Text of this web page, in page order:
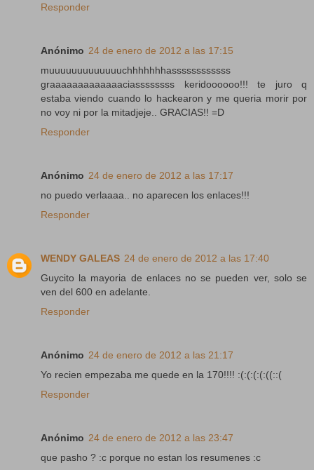
Responder
Anónimo 24 de enero de 2012 a las 17:15
muuuuuuuuuuuuuchhhhhhhassssssssssss
graaaaaaaaaaaaaciassssssss keridoooooo!!! te juro q
estaba viendo cuando lo hackearon y me queria morir por
no voy ni por la mitadjeje.. GRACIAS!! =D
Responder
Anónimo 24 de enero de 2012 a las 17:17
no puedo verlaaaa.. no aparecen los enlaces!!!
Responder
WENDY GALEAS 24 de enero de 2012 a las 17:40
Guycito la mayoria de enlaces no se pueden ver, solo se
ven del 600 en adelante.
Responder
Anónimo 24 de enero de 2012 a las 21:17
Yo recien empezaba me quede en la 170!!!! :(:(:(:(:((::(
Responder
Anónimo 24 de enero de 2012 a las 23:47
que pasho ? :c porque no estan los resumenes :c